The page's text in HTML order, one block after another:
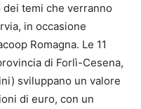
dei temi che verranno
in occasione
Romagna. Le 11
di Forlì-Cesena,
sviluppano un valore
di euro, con un